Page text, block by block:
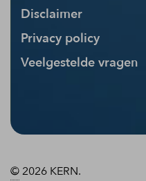
Disclaimer
Privacy policy
Veelgestelde vragen
©2026 KERN.